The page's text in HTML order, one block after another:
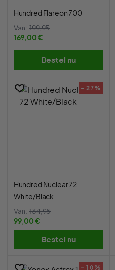
Hundred Flareon 700
Van: 199,95
169,00 €
Bestel nu
- 27%
Hundred Nuclear 72
White/Black
Van: 134,95
99,00 €
Bestel nu
- 10%